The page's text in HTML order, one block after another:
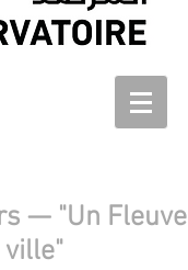
— "Un Fleuve